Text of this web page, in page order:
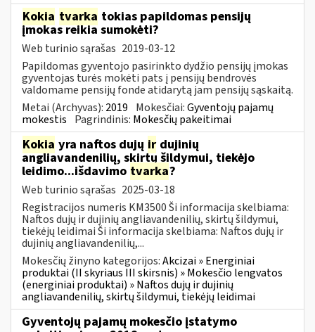
Kokia tvarka tokias papildomas pensijų
įmokas reikia sumokėti?
Web turinio sąrašas 2019-03-12
Papildomas gyventojo pasirinkto dydžio pensijų įmokas
gyventojas turės mokėti pats į pensijų bendrovės
valdomame pensijų fonde atidarytą jam pensijų sąskaitą.
Metai (Archyvas): 2019 Mokesčiai:Gyventojų pajamų
mokestis Pagrindinis: Mokesčių pakeitimai
Kokia yra naftos dujų ir dujinių
angliavandenilių, skirtų šildymui, tiekėjo
leidimo...išdavimo tvarka?
Web turinio sąrašas 2025-03-18
Registracijos numeris KM3500 Ši informacija skelbiama:
Naftos dujų ir dujinių angliavandenilių, skirtų šildymui,
tiekėjų leidimai Ši informacija skelbiama: Naftos dujų ir
dujinių angliavandenilių,...
Mokesčių žinyno kategorijos:Akcizai » Energiniai
produktai (II skyriaus III skirsnis) » Mokesčio lengvatos
(energiniai produktai) » Naftos dujų ir dujinių
angliavandenilių, skirtų šildymui, tiekėjų leidimai
Gyventojų pajamų mokesčio įstatymo